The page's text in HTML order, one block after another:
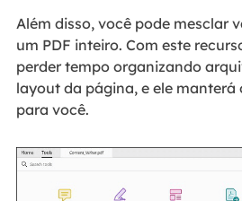
Além disso, você pode mesclar
um PDF inteiro. Com este
perder tempo organizando
layout da página, e ele
para você.